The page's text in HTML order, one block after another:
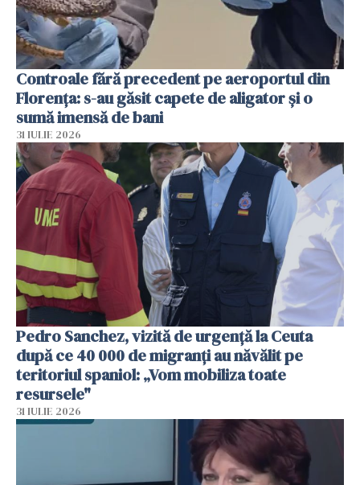
Controale fără precedent pe aeroportul din
Florența: s-au găsit capete de aligator și o
sumă imensă de bani
31 IULIE 2026
Pedro Sanchez, vizită de urgență la Ceuta
după ce 40 000 de migranți au năvălit pe
teritoriul spaniol: „Vom mobiliza toate
resursele"
31 IULIE 2026